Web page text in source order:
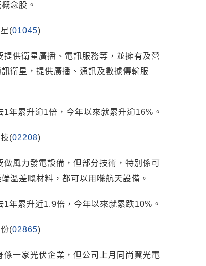
念股。
(01045)
提供衛星廣播、電訊服務等，並擁有及營
衛星，提供廣播、通訊及數據傳輸服
1年累升逾1倍，今年以來就累升逾16%。
(02208)
做風力發電設備，但部分技術，特別係可
溫差嘅材料，都可以用喺航天設備。
1年累升近1.9倍，今年以來就累跌10%。
(02865)
係一家光伏企業，但公司上月同尚翼光電